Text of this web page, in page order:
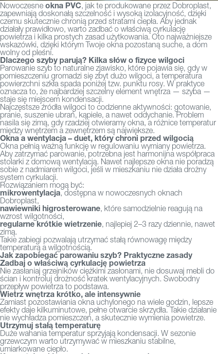
Nowoczesne okna PVC, jak te produkowane przez Dobroplast,
zapewniają doskonałą szczelność i wysoką izolacyjność, dzięki
czemu skutecznie chronią przed stratami ciepła. Aby jednak
działały prawidłowo, warto zadbać o właściwą cyrkulację
powietrza i kilka prostych zasad użytkowania. Oto najważniejsze
wskazówki, dzięki którym Twoje okna pozostaną suche, a dom
wolny od pleśni.
Dlaczego szyby parują? Kilka słów o fizyce wilgoci
Parowanie szyb to naturalne zjawisko, które pojawia się, gdy w
pomieszczeniu gromadzi się zbyt dużo wilgoci, a temperatura
powierzchni szkła spada poniżej tzw. punktu rosy. W praktyce
oznacza to, że najbardziej szczelny element wnętrza — szyba —
staje się miejscem kondensacji.
Najczęstsze źródła wilgoci to codzienne aktywności: gotowanie,
pranie, suszenie ubrań, kąpiele, a nawet oddychanie. Problem
nasila się zimą, gdy rzadziej otwieramy okna, a różnice temperatur
między wnętrzem a zewnętrzem są największe.
Okna a wentylacja – duet, który chroni przed wilgocią
Okna pełnią ważną funkcję w regulowaniu wymiany powietrza.
Aby zatrzymać parowanie, potrzebna jest harmonijna współpraca
stolarki z domową wentylacją. Nawet najlepsze okna nie poradzą
sobie z nadmiarem wilgoci, jeśli w mieszkaniu nie działa drożny
system cyrkulacji.
Rozwiązaniem mogą być:
mikrowentylacja, dostępna w nowoczesnych oknach
Dobroplast,
nawiewniki higrosterowane, które samodzielnie reagują na
wzrost wilgotności,
regularne krótkie wietrzenie, najlepiej 2–3 razy dziennie, nawet
zimą.
Takie zabiegi pozwalają utrzymać stałą równowagę między
temperaturą a wilgotnością.
Jak zapobiegać parowaniu szyb? Praktyczne zasady
Zadbaj o właściwą cyrkulację powietrza
Nie zasłaniaj grzejników ciężkimi zasłonami, nie dosuwaj mebli do
ścian i kontroluj drożność kratek wentylacyjnych. Swobodny
przepływ powietrza to podstawa.
Wietrz wnętrza krótko, ale intensywnie
Zamiast pozostawiania okna uchylonego na wiele godzin, lepsze
efekty daje kilkuminutowe, pełne otwarcie skrzydła. Takie działanie
nie wychładza pomieszczeń, a skutecznie wymienia powietrze.
Utrzymuj stałą temperaturę
Duże wahania temperatur sprzyjają kondensacji. W sezonie
grzewczym warto utrzymywać w mieszkaniu stabilne,
umiarkowane ciepło.